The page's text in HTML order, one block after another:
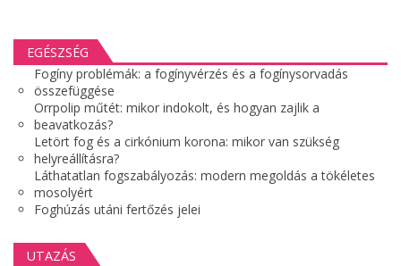
EGÉSZSÉG
Fogíny problémák: a fogínyvérzés és a fogínysorvadás
összefüggése
Orrpolip műtét: mikor indokolt, és hogyan zajlik a
beavatkozás?
Letört fog és a cirkónium korona: mikor van szükség
helyreállításra?
Láthatatlan fogszabályozás: modern megoldás a tökéletes
mosolyért
Foghúzás utáni fertőzés jelei
UTAZÁS